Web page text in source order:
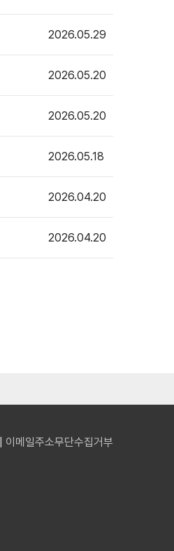
2026.05.29
2026.05.20
2026.05.20
2026.05.18
2026.04.20
2026.04.20
이메일주소무단수집거부